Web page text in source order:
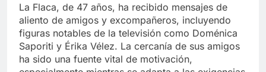
La Flaca, de 47 años, ha recibido mensajes de
aliento de amigos y excompañeros, incluyendo
figuras notables de la televisión como Doménica
Saporiti y Érika Vélez. La cercanía de sus amigos
ha sido una fuente vital de motivación,